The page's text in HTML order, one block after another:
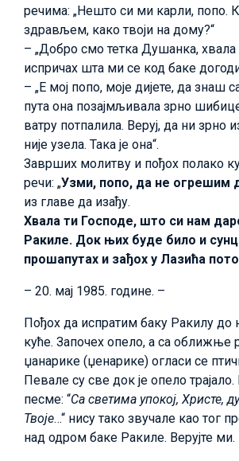
речима: „Нешто си ми карли, попо.
здрављем, како твоји на дому?“
– „Добро смо тетка Душанка, хвала
испричах шта ми се код баке
– „Е мој попо, моје дијете, да знаш
пута она позајмљивала зрно
ватру потпалила. Веруј, да ни зрно
није узела. Така је она“.
Заврших молитву и пођох полако
речи: „Узми, попо, да не огрешим
из главе да изађу.
Хвала ти Господе, што си нам
Ракиле. Док њих буде било и
прошапутах и зађох у Лазића
– 20. мај 1985. године. –
Пођох да испратим баку Ракилу
куће. Започех опело, а са оближње
џанарике (џенарике) огласи се
Певале су све док је опело
песме: “Са светима упокој, Христе,
Твоје…“ нису тако звучале као тог
над одром баке Ракиле. Верујте ми.